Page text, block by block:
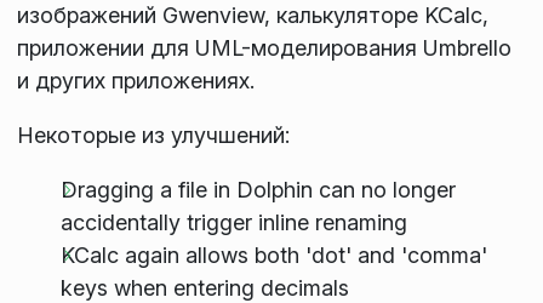
изображений Gwenview, калькуляторе KCalc,
приложении для UML-моделирования Umbrello
и других приложениях.
Некоторые из улучшений:
Dragging a file in Dolphin can no longer
accidentally trigger inline renaming
KCalc again allows both 'dot' and 'comma'
keys when entering decimals